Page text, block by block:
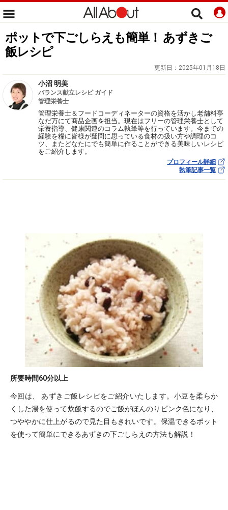
ポットで下ごしらえも簡単！ あずきご
飯レシピ
更新日： 2025年01月18日
小沼 明美
バランス献立レシピ ガイド
管理栄養士
管理栄養士＆フードコーディネーターの資格を活かし老舗料亭
なだ万にて商品企画を担当。現在はフリーの管理栄養士として
栄養指導、健康関連のコラム執筆等を行っています。今までの
経験を糧に皆様が疑問に思っている食材の扱い方や調理のコ
ツ、またどなたにでも簡単に作ることができる美味しいレシピ
をご紹介します。
プロフィール詳細
執筆記事一覧
所要時間60分以上
今回は、 あずきご飯レシピをご紹介いたします。小豆を柔らか
くした湯を使って炊飯するのでご飯がほんのりピンク色になり、
つややかに仕上がるので見た目もきれいです。保温できるポット
を使って簡単にできるあずきの下ごしらえの方法も解説！